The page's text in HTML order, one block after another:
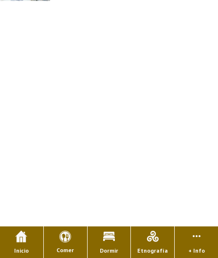
Inicio Comer Dormir Etnografía + Info